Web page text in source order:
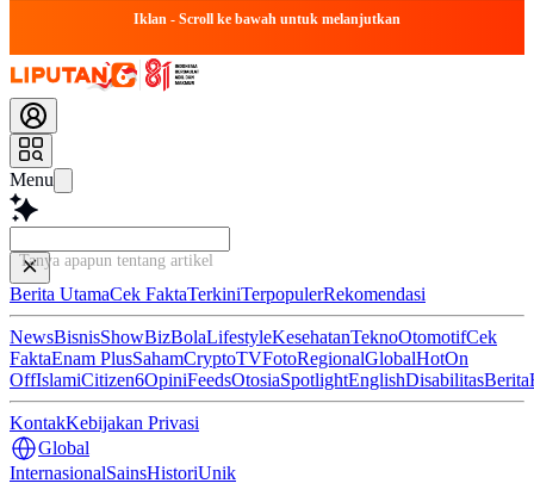
Iklan - Scroll ke bawah untuk melanjutkan
Menu
Tanya apapun tentang artikel ini...
Berita UtamaCek FaktaTerkiniTerpopulerRekomendasi
NewsBisnisShowBizBolaLifestyleKesehatanTeknoOtomotifCek
FaktaEnam PlusSahamCryptoTVFotoRegionalGlobalHotOn
OffIslamiCitizen6OpiniFeedsOtosiaSpotlightEnglishDisabilitasBerita
KontakKebijakan Privasi
Global
InternasionalSainsHistoriUnik